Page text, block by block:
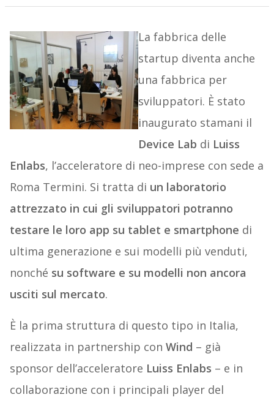
La fabbrica delle
startup diventa anche
una fabbrica per
sviluppatori. È stato
inaugurato stamani il
Device Lab di Luiss
Enlabs, l’acceleratore di neo-imprese con sede a
Roma Termini. Si tratta di un laboratorio
attrezzato in cui gli sviluppatori potranno
testare le loro app su tablet e smartphone di
ultima generazione e sui modelli più venduti,
nonché su software e su modelli non ancora
usciti sul mercato.
È la prima struttura di questo tipo in Italia,
realizzata in partnership con Wind – già
sponsor dell’acceleratore Luiss Enlabs – e in
collaborazione con i principali player del